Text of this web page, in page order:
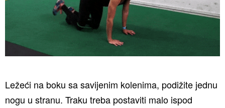
Ležeći na boku sa savijenim kolenima, podižite jednu
nogu u stranu. Traku treba postaviti malo ispod